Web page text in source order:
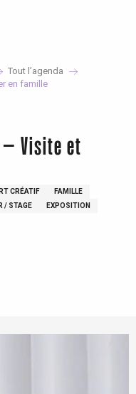
Tout l’agenda
en famille
– Visite et
CRÉATIF
FAMILLE
/ STAGE EXPOSITION